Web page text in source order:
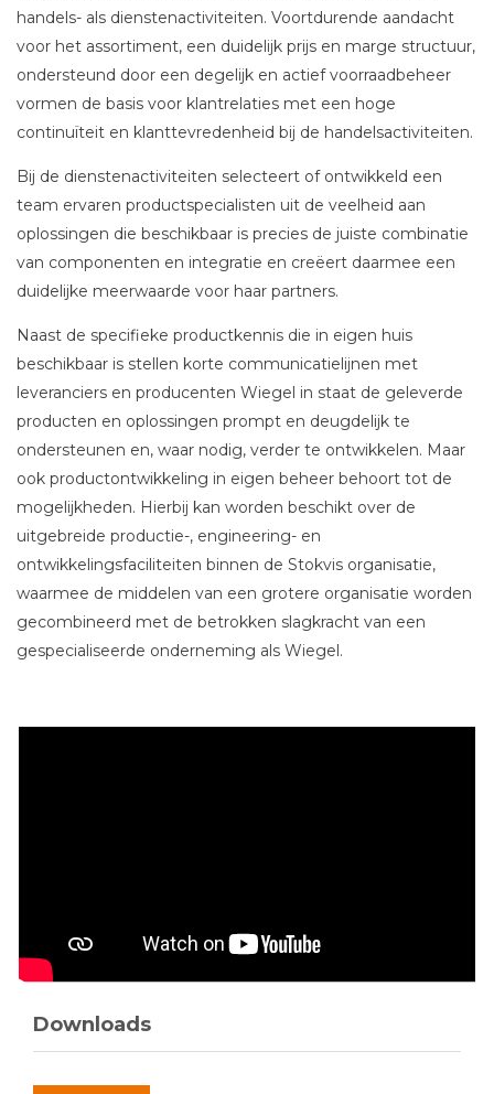
handels- als dienstenactiviteiten. Voortdurende aandacht
voor het assortiment, een duidelijk prijs en marge structuur,
ondersteund door een degelijk en actief voorraadbeheer
vormen de basis voor klantrelaties met een hoge
continuïteit en klanttevredenheid bij de handelsactiviteiten.
Bij de dienstenactiviteiten selecteert of ontwikkeld een
team ervaren productspecialisten uit de veelheid aan
oplossingen die beschikbaar is precies de juiste combinatie
van componenten en integratie en creëert daarmee een
duidelijke meerwaarde voor haar partners.
Naast de specifieke productkennis die in eigen huis
beschikbaar is stellen korte communicatielijnen met
leveranciers en producenten Wiegel in staat de geleverde
producten en oplossingen prompt en deugdelijk te
ondersteunen en, waar nodig, verder te ontwikkelen. Maar
ook productontwikkeling in eigen beheer behoort tot de
mogelijkheden. Hierbij kan worden beschikt over de
uitgebreide productie-, engineering- en
ontwikkelingsfaciliteiten binnen de Stokvis organisatie,
waarmee de middelen van een grotere organisatie worden
gecombineerd met de betrokken slagkracht van een
gespecialiseerde onderneming als Wiegel.
Downloads